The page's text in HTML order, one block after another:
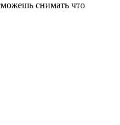
снимать что